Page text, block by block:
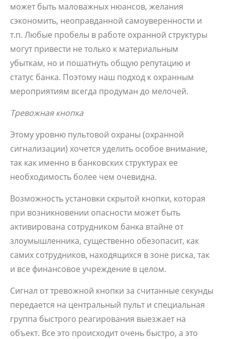
может быть маловажных нюансов, желания
сэкономить, неоправданной самоуверенности и
т.п. Любые пробелы в работе охранной структуры
могут привести не только к материальным
убыткам, но и пошатнуть общую репутацию и
статус банка. Поэтому наш подход к охранным
мероприятиям всегда продуман до мелочей.
Тревожная кнопка
Этому уровню пультовой охраны (охранной
сигнализации) хочется уделить особое внимание,
так как именно в банковских структурах ее
необходимость более чем очевидна.
Возможность установки скрытой кнопки, которая
при возникновении опасности может быть
активирована сотрудником банка втайне от
злоумышленника, существенно обезопасит, как
самих сотрудников, находящихся в зоне риска, так
и все финансовое учреждение в целом.
Сигнал от тревожной кнопки за считанные секунды
передается на центральный пульт и специальная
группа быстрого реагирования выезжает на
объект. Все это происходит очень быстро, а это